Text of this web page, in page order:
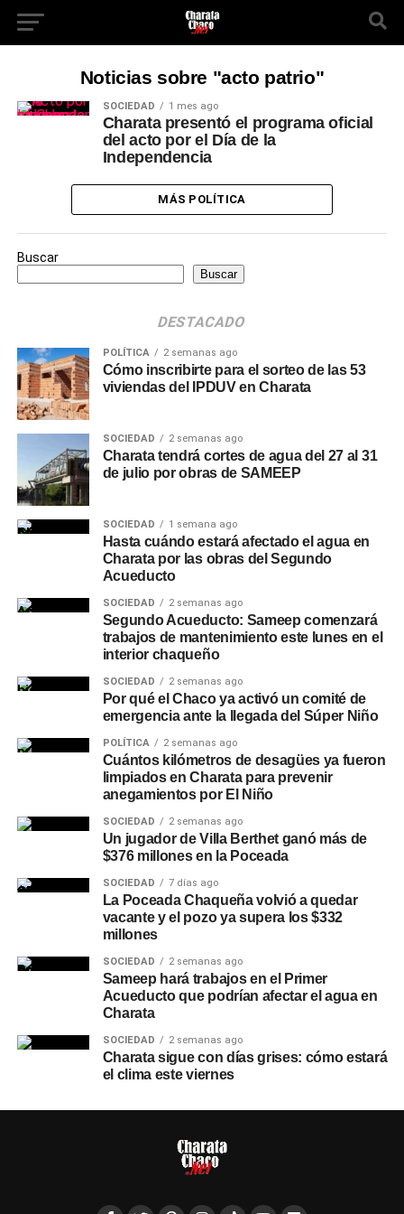
Noticias sobre "acto patrio"
SOCIEDAD 1 mes ago
Charata presentó el programa oficial
del acto por el Día de la
Independencia
MÁS POLÍTICA
Buscar
Buscar
DESTACADO
POLÍTICA 2 semanas ago
Cómo inscribirte para el sorteo de las 53
viviendas del IPDUV en Charata
SOCIEDAD 2 semanas ago
Charata tendrá cortes de agua del 27 al 31
de julio por obras de SAMEEP
SOCIEDAD 1 semana ago
Hasta cuándo estará afectado el agua en
Charata por las obras del Segundo
Acueducto
SOCIEDAD 2 semanas ago
Segundo Acueducto: Sameep comenzará
trabajos de mantenimiento este lunes en el
interior chaqueño
SOCIEDAD 2 semanas ago
Por qué el Chaco ya activó un comité de
emergencia ante la llegada del Súper Niño
POLÍTICA 2 semanas ago
Cuántos kilómetros de desagües ya fueron
limpiados en Charata para prevenir
anegamientos por El Niño
SOCIEDAD 2 semanas ago
Un jugador de Villa Berthet ganó más de
$376 millones en la Poceada
SOCIEDAD 7 días ago
La Poceada Chaqueña volvió a quedar
vacante y el pozo ya supera los $332
millones
SOCIEDAD 2 semanas ago
Sameep hará trabajos en el Primer
Acueducto que podrían afectar el agua en
Charata
SOCIEDAD 2 semanas ago
Charata sigue con días grises: cómo estará
el clima este viernes